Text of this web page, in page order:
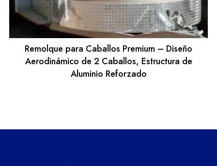
Remolque para Caballos Premium – Diseño
Aerodinámico de 2 Caballos, Estructura de
Aluminio Reforzado